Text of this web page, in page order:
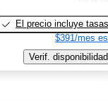
El precio incluye tasas
$391/mes
Verif. disponibilidad